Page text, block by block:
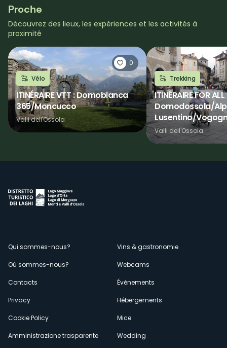
Proche
Découvrez des lieux, les expériences et les activités à
proximité
0
Vélo
ITINÉRAIRE VTT : Domobianca
365/Moncucco
Valli dell'Ossola
Trekking
ITINÉRAIRE FOR
Domodossola/
Lusentino/
Valli dell'Ossola
Menù
secondario
Qui sommes-nous?
Où sommes-nous?
Contacts
Privacy
Cookie Policy
Amministrazione trasparente
Vins & gastronomie
Webcams
Événements
Hébergements
Mice
Wedding